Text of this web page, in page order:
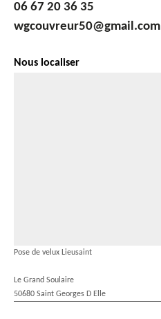
06 67 20 36 35
wgcouvreur50@gmail.com
Nous localiser
Pose de velux Lieusaint
Le Grand Soulaire
50680 Saint Georges D Elle